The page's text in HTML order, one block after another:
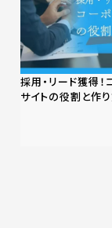
採用・リード獲得！
サイトの役割と作